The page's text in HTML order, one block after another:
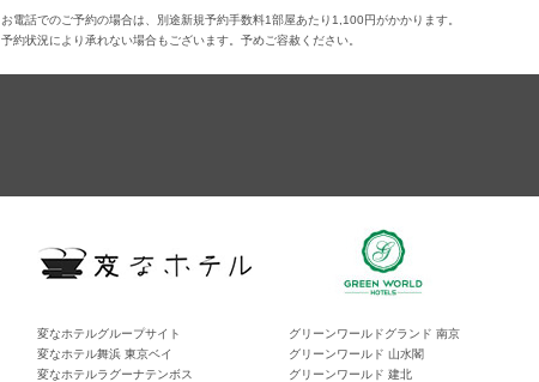
お電話でのご予約の場合は、別途新規予約手数料1部屋あたり1,100円がかかります。
予約状況により承れない場合もございます。予めご容赦ください。
変なホテルグループサイト
変なホテル舞浜 東京ベイ
変なホテルラグーナテンボス
グリーンワールドグランド 南京
グリーンワールド 山水閣
グリーンワールド 建北